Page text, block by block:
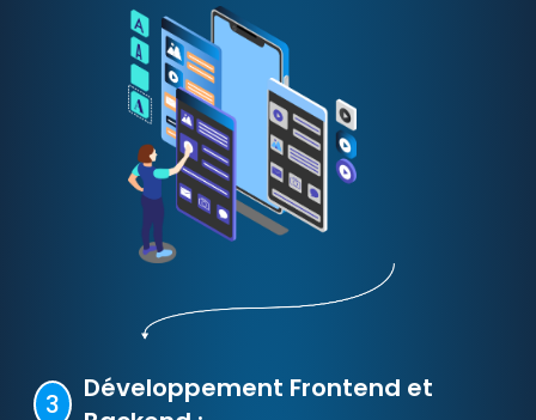
3
Développement Frontend et